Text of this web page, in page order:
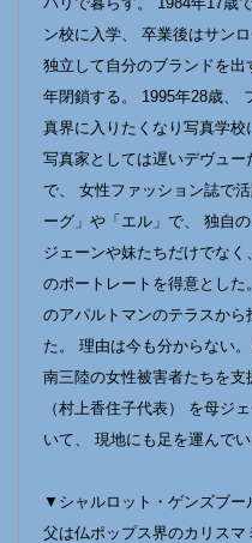
ン校に入学、 卒業後はサン
独立して自分のブランドを
年閉鎖する。 1995年28歳、
真界に入りたくなり写真学校
写真家としては遅いデヴュ
で、 女性ファッション誌で
ーグ」や「エル」で、 独自
ジェーンや妹たちだけでな
のポートレートを得意とし
のアパルトマンのテラスか
た。 理由は今も分からない
南三陸の女性被害者たちを
（村上香住子代表） を母ジ
いて、 現地にも足を運んでい
▼シャルロット・ゲンズブー
父は仏ポップス界のカリス